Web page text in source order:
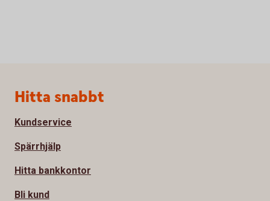
Sidfot
Hitta snabbt
Kundservice
Spärrhjälp
Hitta bankkontor
Bli kund